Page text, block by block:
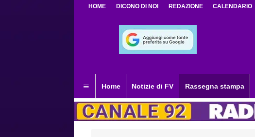
HOME DICONO DI NOI REDAZIONE CALENDARIO
Home Notizie di FV Rassegna stampa